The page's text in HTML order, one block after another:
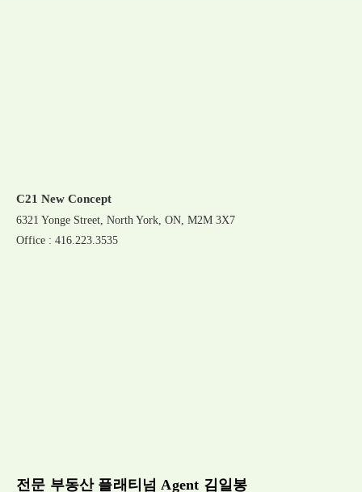
C21 New Concept
6321 Yonge Street, North York, ON, M2M 3X7
Office : 416.223.3535
전문 부동산 플래티넘 Agent 김일봉